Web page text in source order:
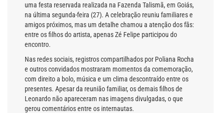
uma festa reservada realizada na Fazenda Talismã, em Goiás,
na última segunda-feira (27). A celebração reuniu familiares e
amigos próximos, mas um detalhe chamou a atenção dos fãs:
entre os filhos do artista, apenas Zé Felipe participou do
encontro.
Nas redes sociais, registros compartilhados por Poliana Rocha
e outros convidados mostraram momentos da comemoração,
com direito a bolo, música e um clima descontraído entre os
presentes. Apesar da reunião familiar, os demais filhos de
Leonardo não apareceram nas imagens divulgadas, o que
gerou comentários entre os internautas.